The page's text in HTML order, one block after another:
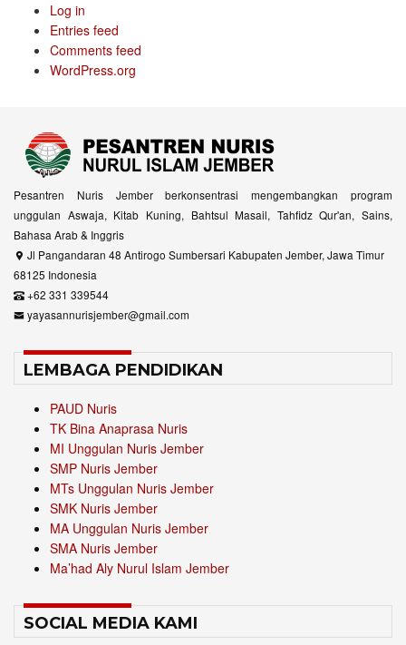
Log in
Entries feed
Comments feed
WordPress.org
Pesantren Nuris Jember berkonsentrasi mengembangkan program
unggulan Aswaja, Kitab Kuning, Bahtsul Masail, Tahfidz Qur'an, Sains,
Bahasa Arab & Inggris
Jl Pangandaran 48 Antirogo Sumbersari Kabupaten Jember, Jawa Timur
68125 Indonesia
+62 331 339544
yayasannurisjember@gmail.com
LEMBAGA PENDIDIKAN
PAUD Nuris
TK Bina Anaprasa Nuris
MI Unggulan Nuris Jember
SMP Nuris Jember
MTs Unggulan Nuris Jember
SMK Nuris Jember
MA Unggulan Nuris Jember
SMA Nuris Jember
Ma’had Aly Nurul Islam Jember
SOCIAL MEDIA KAMI